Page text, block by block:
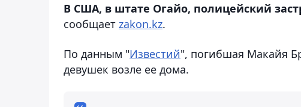
В США, в штате Огайо, полицейский
сообщает zakon.kz.
По данным "Известий", погибшая Макайя
девушек возле ее дома.